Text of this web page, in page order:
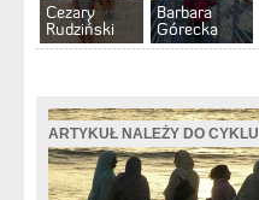
Cezary
Rudziński
Barbara
Górecka
ARTYKUŁ NALEŻY DO CYKLU